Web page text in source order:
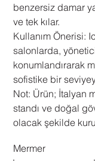
benzersiz damar
ve tek kılar.
​Kullanım Önerisi:
salonlarda,
konumlandırarak
sofistike bir
​Not: Ürün; İtalyan
standı ve doğal
olacak şekilde
Mermer